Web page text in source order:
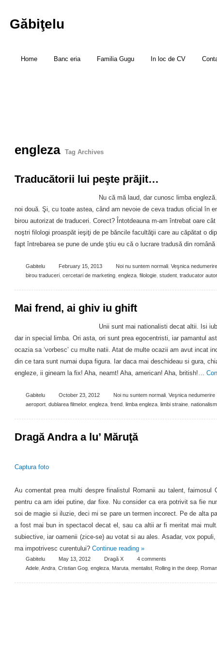
Găbiţelu
Home Banc eria Familia Gugu In loc de CV
engleza Tag Archives
Traducătorii lui peşte prăjit…
Nu că mă laud, dar cunosc limba
noi două. Şi, cu toate astea, când am nevoie de ceva tradus oficial în
birou autorizat de traduceri. Corect? Întotdeauna m-am întrebat oare
noştri filologi proaspăt ieşiţi de pe băncile facultăţii care au căpătat o
fapt întrebarea se pune de unde ştiu eu că o lucrare tradusă din
Gabitelu February 15, 2013 Noi nu suntem normali Veşnica nedumerire
birou traduceri cercetari de marketing engleza filologie student traducator
Mai frend, ai ghiv iu ghift
Unii sunt mai nationalisti decat altii. Isi
dar in special limba. Ori asta, ori sunt prea egocentristi, iar pamantul
ocazia sa ‘vorbesc’ cu multe natii. Atat de multe ocazii am avut incat
din ce tara sunt numai dupa figura. Iar daca mai deschideau si gura,
engleze, ii gineam la fix! Aha, neamt! Aha, american! Aha, british!…
Gabitelu October 23, 2012 Noi nu suntem normali Veşnica nedumerire
aeroport dublarea filmelor, engleza frend limba engleza limbi straine nationalism
Dragă Andra a lu’ Măruţă
Captura foto
Au comentat prea multi despre finalistul Romanii au talent, faimosul
pentru ca am idei putine, dar fixe. Nu consider ca era potrivit sa fie
soi de magie si iluzie, deci mi se pare un termen incorect. Pe de alta
a fost mai bun in spectacol decat el, sau ca altii ar fi meritat mai
subiective, iar oamenii (zice-se) au votat si au ales. Asadar, vox
ma impotrivesc curentului? Continue reading »
Gabitelu May 13, 2012 Dragă X
4 comments
Adele Andra Cristian Gog engleza Maruta mentalist Rolling in the deep